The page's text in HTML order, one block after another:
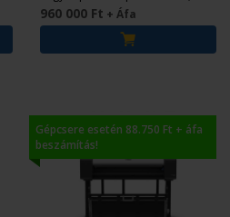
garanciával
960 000 Ft + Áfa
Gépcsere esetén 88.750 Ft + áfa
beszámítás!